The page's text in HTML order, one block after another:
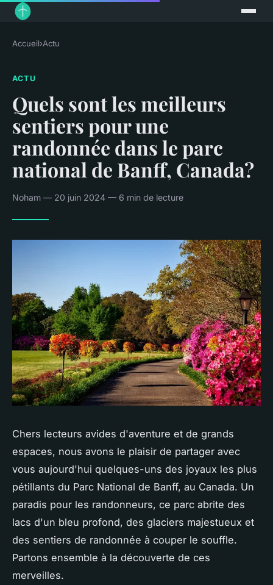
Accueil›Actu
ACTU
Quels sont les meilleurs
sentiers pour une
randonnée dans le parc
national de Banff, Canada?
Noham — 20 juin 2024 — 6 min de lecture
Chers lecteurs avides d'aventure et de grands
espaces, nous avons le plaisir de partager avec
vous aujourd'hui quelques-uns des joyaux les plus
pétillants du Parc National de Banff, au Canada. Un
paradis pour les randonneurs, ce parc abrite des
lacs d'un bleu profond, des glaciers majestueux et
des sentiers de randonnée à couper le souffle.
Partons ensemble à la découverte de ces
merveilles.